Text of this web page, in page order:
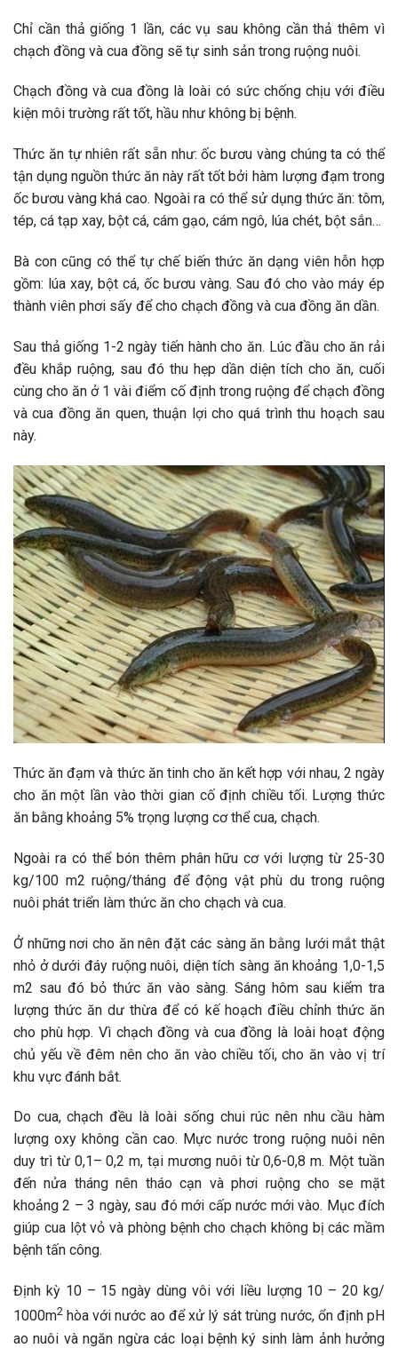
Chỉ cần thả giống 1 lần, các vụ sau không cần thả thêm vì
chạch đồng và cua đồng sẽ tự sinh sản trong ruộng nuôi.
Chạch đồng và cua đồng là loài có sức chống chịu với điều
kiện môi trường rất tốt, hầu như không bị bệnh.
Thức ăn tự nhiên rất sẵn như: ốc bươu vàng chúng ta có thể
tận dụng nguồn thức ăn này rất tốt bởi hàm lượng đạm trong
ốc bươu vàng khá cao. Ngoài ra có thể sử dụng thức ăn: tôm,
tép, cá tạp xay, bột cá, cám gạo, cám ngô, lúa chét, bột sắn…
Bà con cũng có thể tự chế biến thức ăn dạng viên hỗn hợp
gồm: lúa xay, bột cá, ốc bươu vàng. Sau đó cho vào máy ép
thành viên phơi sấy để cho chạch đồng và cua đồng ăn dần.
Sau thả giống 1-2 ngày tiến hành cho ăn. Lúc đầu cho ăn rải
đều khắp ruộng, sau đó thu hẹp dần diện tích cho ăn, cuối
cùng cho ăn ở 1 vài điểm cố định trong ruộng để chạch đồng
và cua đồng ăn quen, thuận lợi cho quá trình thu hoạch sau
này.
Thức ăn đạm và thức ăn tinh cho ăn kết hợp với nhau, 2 ngày
cho ăn một lần vào thời gian cố định chiều tối. Lượng thức
ăn bằng khoảng 5% trọng lượng cơ thể cua, chạch.
Ngoài ra có thể bón thêm phân hữu cơ với lượng từ 25-30
kg/100 m2 ruộng/tháng để động vật phù du trong ruộng
nuôi phát triển làm thức ăn cho chạch và cua.
Ở những nơi cho ăn nên đặt các sàng ăn bằng lưới mắt thật
nhỏ ở dưới đáy ruộng nuôi, diện tích sàng ăn khoảng 1,0-1,5
m2 sau đó bỏ thức ăn vào sàng. Sáng hôm sau kiểm tra
lượng thức ăn dư thừa để có kế hoạch điều chỉnh thức ăn
cho phù hợp. Vì chạch đồng và cua đồng là loài hoạt động
chủ yếu về đêm nên cho ăn vào chiều tối, cho ăn vào vị trí
khu vực đánh bắt.
Do cua, chạch đều là loài sống chui rúc nên nhu cầu hàm
lượng oxy không cần cao. Mực nước trong ruộng nuôi nên
duy trì từ 0,1– 0,2 m, tại mương nuôi từ 0,6-0,8 m. Một tuần
đến nửa tháng nên tháo cạn và phơi ruộng cho se mặt
khoảng 2 – 3 ngày, sau đó mới cấp nước mới vào. Mục đích
giúp cua lột vỏ và phòng bệnh cho chạch không bị các mầm
bệnh tấn công.
Định kỳ 10 – 15 ngày dùng vôi với liều lượng 10 – 20 kg/
1000m2 hòa với nước ao để xử lý sát trùng nước, ổn định pH
ao nuôi và ngăn ngừa các loại bệnh ký sinh làm ảnh hưởng